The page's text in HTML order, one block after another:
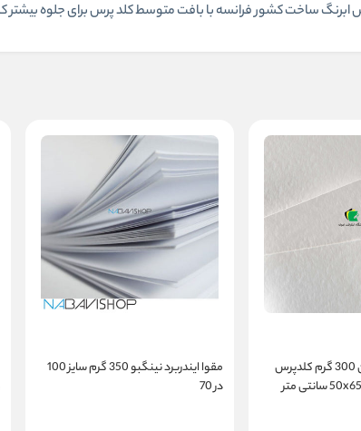
مقوا آبرنگ کانسون 300 گرم کلدپرس
مقوا ایندربرد نینگبو 350 گرم سایز 100
در 70